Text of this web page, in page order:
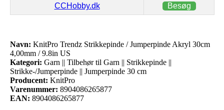
CCHobby.dk Besøg
Navn: KnitPro Trendz Strikkepinde / Jumperpinde Akryl 30cm
4,00mm / 9.8in US
Kategori: Garn || Tilbehør til Garn || Strikkepinde ||
Strikke-/Jumperpinde || Jumperpinde 30 cm
Producent: KnitPro
Varenummer: 8904086265877
EAN: 8904086265877